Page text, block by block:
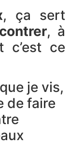
, ça sert
, à
c’est ce
je vis,
de faire